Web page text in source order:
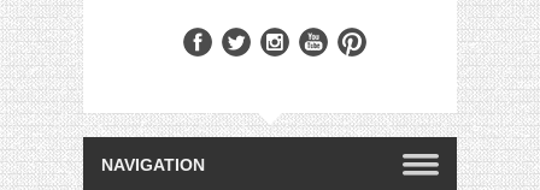
[VIDÉO] UNBOXING : LES MY LITTLE &
[VIDÉO] LA SÉLECTION DU MOIS
#JANVIER2024